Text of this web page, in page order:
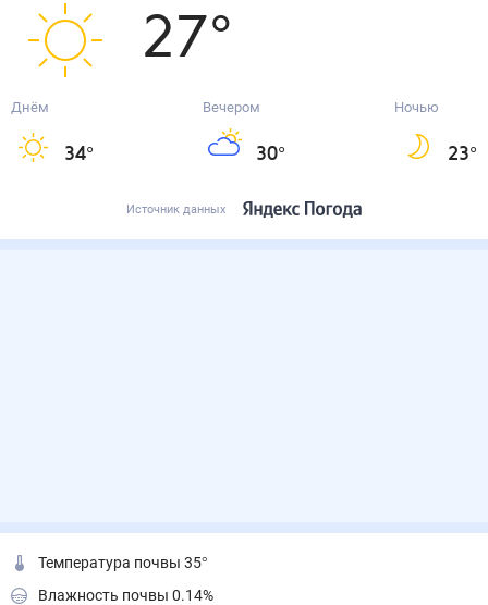
27°
Днём
34°
Вечером
30°
Ночью
23°
Источник данных
Температура почвы 35°
Влажность почвы 0.14%